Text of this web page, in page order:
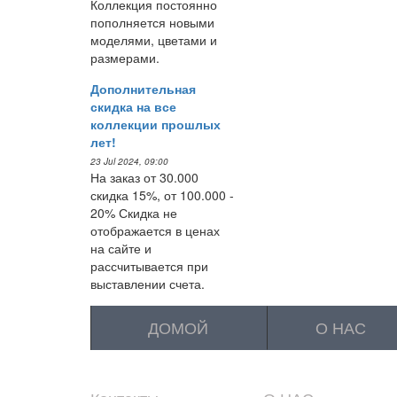
Коллекция постоянно
пополняется новыми
моделями, цветами и
размерами.
Дополнительная
скидка на все
коллекции прошлых
лет!
23 Jul 2024, 09:00
На заказ от 30.000
скидка 15%, от 100.000 -
20% Скидка не
отображается в ценах
на сайте и
рассчитывается при
выставлении счета.
ДОМОЙ О НАС